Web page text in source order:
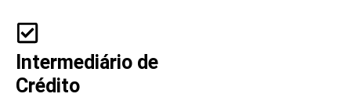
Intermediário de
Crédito